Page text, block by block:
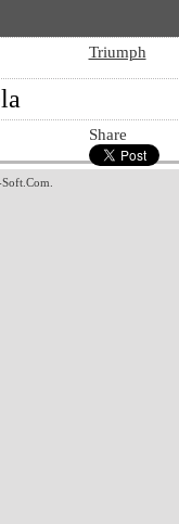
Triumph
Share